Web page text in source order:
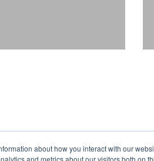
about how you interact with our
and metrics about our visitors both on